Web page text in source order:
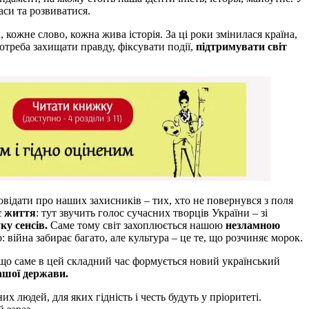
та розвиватися.
слово, кожна жива історія. За ці роки змінилася країна,
захищати правду, фіксувати події, підтримувати світ
про наших захисників – тих, хто не повернувся з поля
життя: тут звучить голос сучасних творців України – зі
сенсів. Саме тому світ захоплюється нашою незламною
забирає багато, але культура – це те, що розчиняє морок.
саме в цей складний час формується новий український
держави.
для яких гідність і честь будуть у пріоритеті.